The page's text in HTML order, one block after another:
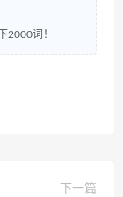
2000词！
下一篇